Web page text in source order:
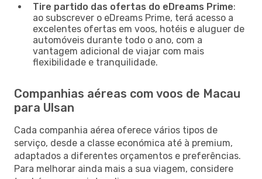
Tire partido das ofertas do eDreams Prime:
ao subscrever o eDreams Prime, terá acesso a
excelentes ofertas em voos, hotéis e aluguer de
automóveis durante todo o ano, com a
vantagem adicional de viajar com mais
flexibilidade e tranquilidade.
Companhias aéreas com voos de Macau
para Ulsan
Cada companhia aérea oferece vários tipos de
serviço, desde a classe económica até à premium,
adaptados a diferentes orçamentos e preferências.
Para melhorar ainda mais a sua viagem, considere